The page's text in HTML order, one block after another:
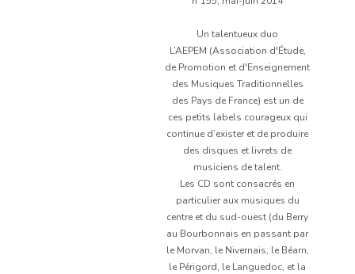
Un talentueux duo
L’AEPEM (Association d'Étude,
de Promotion et d'Enseignement
des Musiques Traditionnelles
des Pays de France) est un de
ces petits labels courageux qui
continue d’exister et de produire
des disques et livrets de
musiciens de talent.
Les CD sont consacrés en
particulier aux musiques du
centre et du sud-ouest (du Berry
au Bourbonnais en passant par
le Morvan, le Nivernais, le Béarn,
le Périgord, le Languedoc, et la